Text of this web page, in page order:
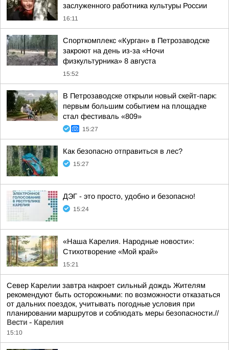
заслуженного работника культуры России
16:11
Спорткомплекс «Курган» в Петрозаводске
закроют на день из-за «Ночи
физкультурника» 8 августа
15:52
В Петрозаводске открыли новый скейт-парк:
первым большим событием на площадке
стал фестиваль «809»
15:27
Как безопасно отправиться в лес?
15:27
ДЭГ - это просто, удобно и безопасно!
15:24
«Наша Карелия. Народные новости»:
Стихотворение «Мой край»
15:21
Север Карелии завтра накроет сильный дождь Жителям
рекомендуют быть осторожными: по возможности отказаться
от дальних поездок, учитывать погодные условия при
планировании маршрутов и соблюдать меры безопасности.//
Вести - Карелия
15:10